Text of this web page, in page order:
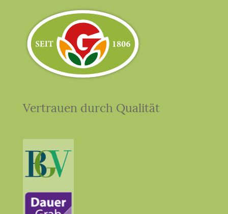
Vertrauen durch Qualität